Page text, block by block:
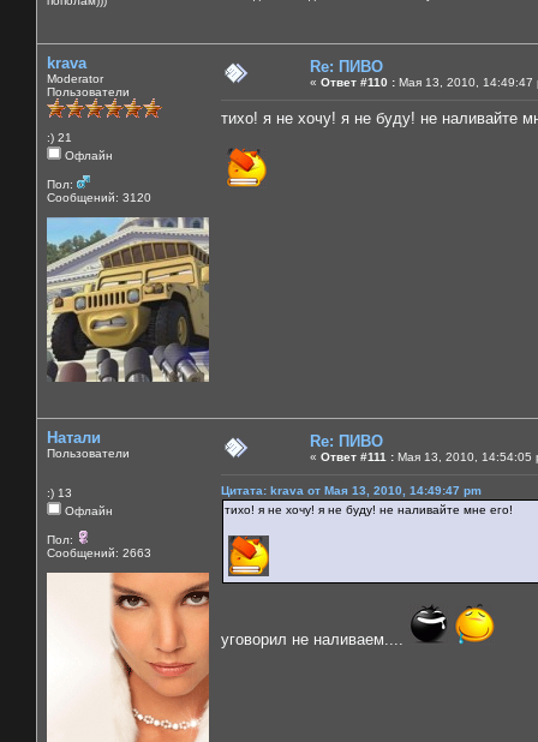
krava
Moderator
Пользователи
:) 21
Офлайн
Пол:
Сообщений: 3120
Re: ПИВО
« Ответ #110 : Мая 13, 2010, 14:49:47
тихо! я не хочу! я не буду! не наливайте
Натали
Пользователи
:) 13
Офлайн
Пол:
Сообщений: 2663
Re: ПИВО
« Ответ #111 : Мая 13, 2010, 14:54:05
Цитата: krava от Мая 13, 2010, 14:49:47 pm
тихо! я не хочу! я не буду! не наливайте мне его!
уговорил не наливаем....